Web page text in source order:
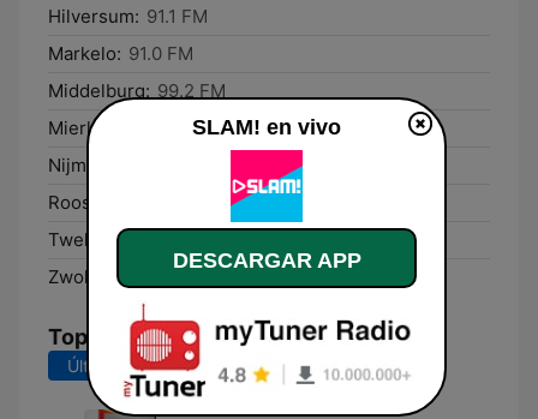
Hilversum: 91.1 FM
Markelo: 91.0 FM
Middelburg: 99.2 FM
Mierlo:
Nijmegen:
Roosendaal:
Twello:
93.7 FM
Zwolle:
93.6 FM
Top Canciones
Últimos 7 días Últimos 30 días
SLAM! en vivo
DESCARGAR APP